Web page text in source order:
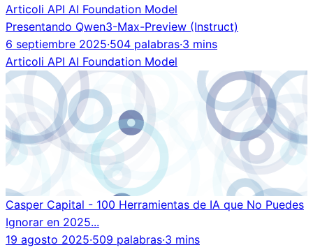
Articoli API AI Foundation Model
Presentando Qwen3-Max-Preview (Instruct)
6 septiembre 2025·504 palabras·3 mins
Articoli API AI Foundation Model
Casper Capital - 100 Herramientas de IA que No Puedes
Ignorar en 2025...
19 agosto 2025·509 palabras·3 mins